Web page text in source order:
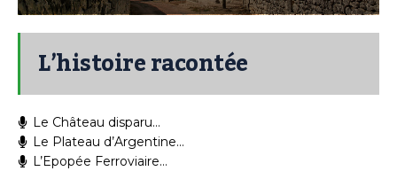
L’histoire racontée
Le Château disparu…
Le Plateau d’Argentine…
L’Epopée Ferroviaire…